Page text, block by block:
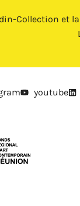
Collection et
youtube